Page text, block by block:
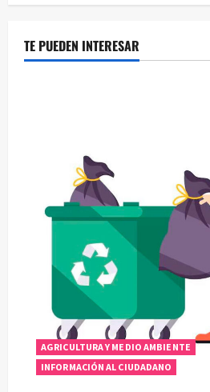
TE PUEDEN INTERESAR
AGRICULTURA Y MEDIO AMBIENTE
INFORMACIÓN AL CIUDADANO